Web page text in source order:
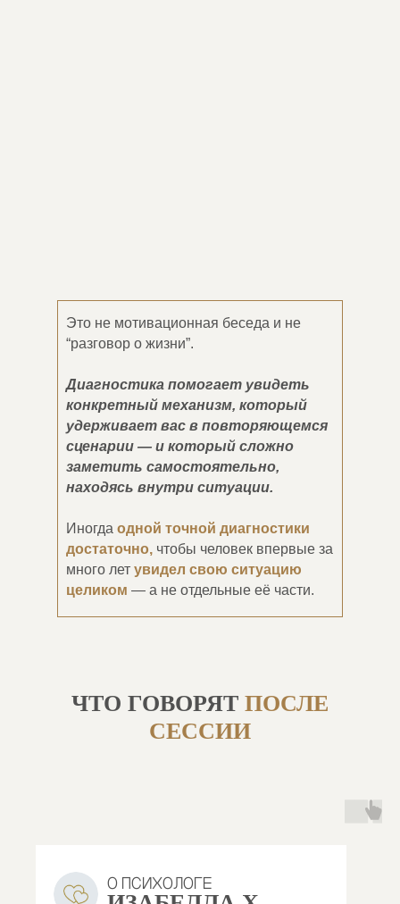
Это не мотивационная беседа и не
“разговор о жизни”.
Диагностика помогает увидеть
конкретный механизм, который
удерживает вас в повторяющемся
сценарии — и который сложно
заметить самостоятельно,
находясь внутри ситуации.
Иногда одной точной диагностики
достаточно, чтобы человек впервые за
много лет увидел свою ситуацию
целиком — а не отдельные её части.
ЧТО ГОВОРЯТ ПОСЛЕ
СЕССИИ
О ПСИХОЛОГЕ